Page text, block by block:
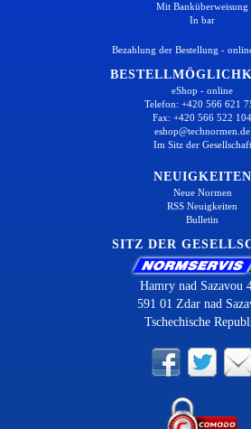
Mit Banküberweisung
In bar
Bezahlung der Bestellung -
eShop - online
Telefon: +420 566 621
Fax: +420 566 522 104
eshop@technormen.de
Im Sitz der Gesellschaft
NEUIGKEITEN
Neue Normen
RSS Neuigkeiten
Bulletin
SITZ DER
Hamry nad Sazavou
591 01 Zdar nad
Tschechische